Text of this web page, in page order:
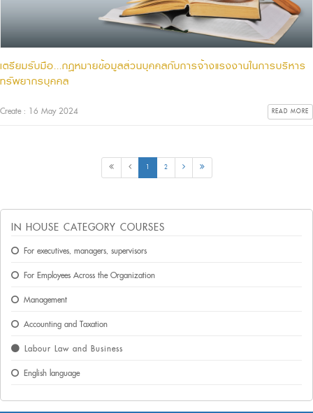
เตรียมรับมือ...กฎหมายข้อมูลส่วนบุคคลกับการจ้างแรงงานในการบริหาร
ทรัพยากรบุคคล
Create : 16 May 2024 READ MORE
1 2
IN HOUSE CATEGORY COURSES
For executives, managers, supervisors
For Employees Across the Organization
Management
Accounting and Taxation
Labour Law and Business
English language